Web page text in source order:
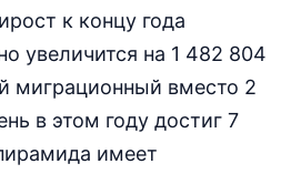
к концу года
увеличится на 1 482 804
миграционный вместо 2
в этом году достиг 7
имеет